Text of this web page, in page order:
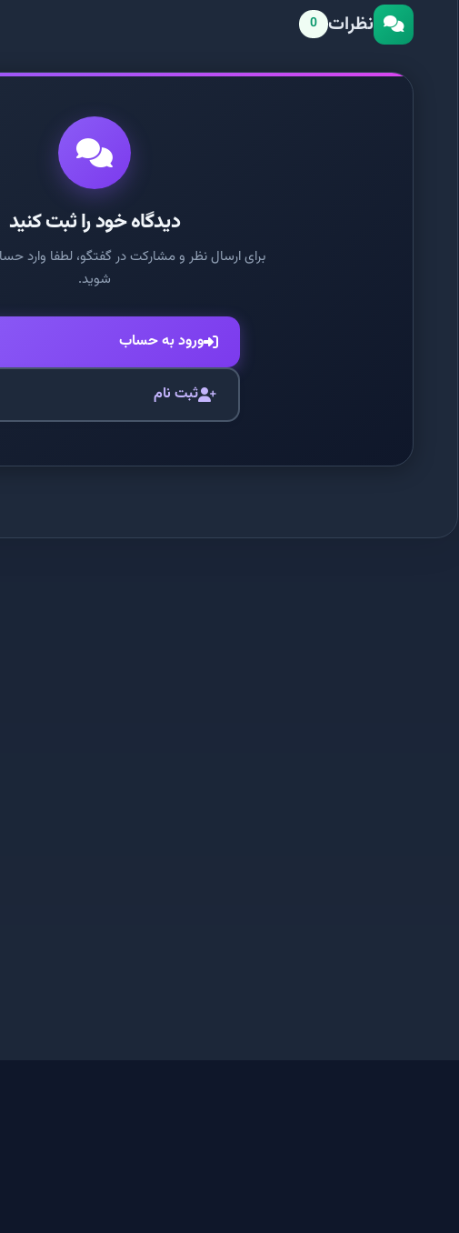
نظرات 0
دیدگاه خود را ثبت کنید
برای ارسال نظر و مشارکت در گفتگو، لطفا وارد
شوید.
ورود به حساب
ثبت نام